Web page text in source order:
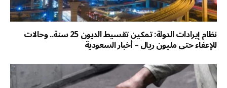
نظام إيرادات الدولة: تمكين تقسيط الديون 25 سنة.. وحالات
للإعفاء حتى مليون ريال – أخبار السعودية